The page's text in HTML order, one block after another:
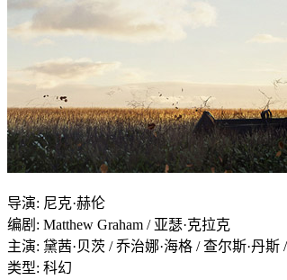
导演: 尼克·赫伦
编剧 : Matthew Graham / 亚瑟·克拉克
主演: 黛茜·贝茨 / 乔治娜·海格 / 查尔斯·丹
类型: 科幻